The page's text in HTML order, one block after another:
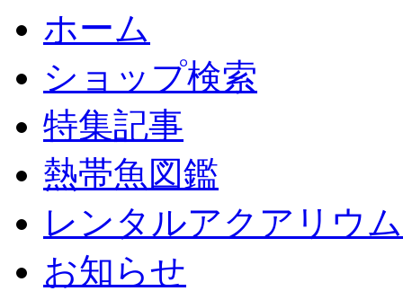
ホーム
ショップ検索
特集記事
熱帯魚図鑑
レンタルアクアリウム
お知らせ